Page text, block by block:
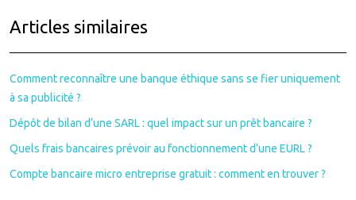
Articles similaires
Comment reconnaître une banque éthique sans se fier uniquement
à sa publicité ?
Dépôt de bilan d’une SARL : quel impact sur un prêt bancaire ?
Quels frais bancaires prévoir au fonctionnement d’une EURL ?
Compte bancaire micro entreprise gratuit : comment en trouver ?